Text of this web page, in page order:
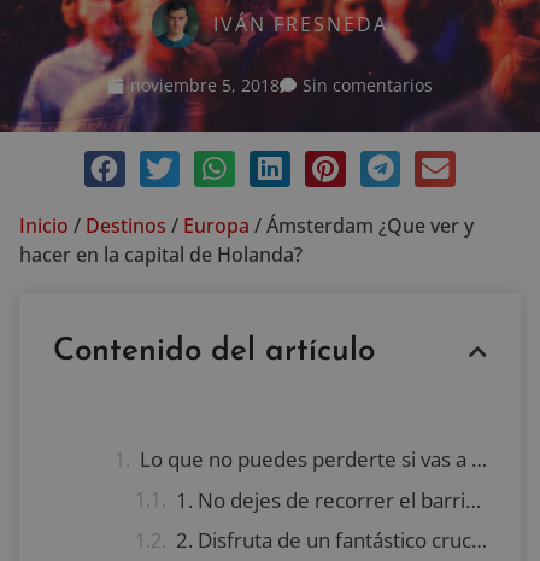
IVÁN FRESNEDA
noviembre 5, 2018 Sin comentarios
Inicio / Destinos / Europa /Ámsterdam ¿Que ver y
hacer en la capital de Holanda?
Contenido del artículo
Lo que no puedes perderte si vas a Ámsterdam
1. No dejes de recorrer el barrio Jordaan
2. Disfruta de un fantástico crucero por los canales de la ciudad